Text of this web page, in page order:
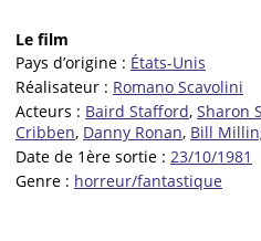
Le film
Pays d’origine : États-Unis
Réalisateur : Romano Scavolini
Acteurs : Baird Stafford, Sharon
Cribben, Danny Ronan, Bill
Date de 1ère sortie : 23/10/1981
Genre : horreur/fantastique